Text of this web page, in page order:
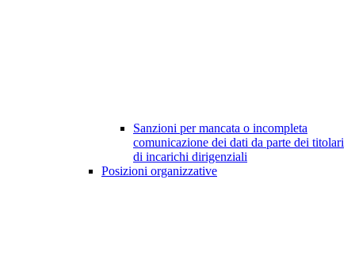
Sanzioni per mancata o incompleta
comunicazione dei dati da parte dei titolari
di incarichi dirigenziali
Posizioni organizzative